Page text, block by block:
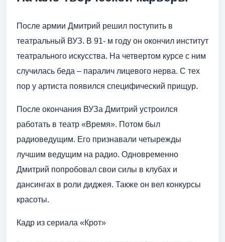
После армии Дмитрий решил поступить в
театральный ВУЗ. В 91- м году он окончил институт
театрального искусства. На четвертом курсе с ним
случилась беда – паралич лицевого нерва. С тех
пор у артиста появился специфический прищур.
После окончания ВУЗа Дмитрий устроился
работать в театр «Время». Потом был
радиоведущим. Его признавали четырежды
лучшим ведущим на радио. Одновременно
Дмитрий попробовал свои силы в клубах и
дансингах в роли диджея. Также он вел конкурсы
красоты.
Кадр из сериала «Крот»